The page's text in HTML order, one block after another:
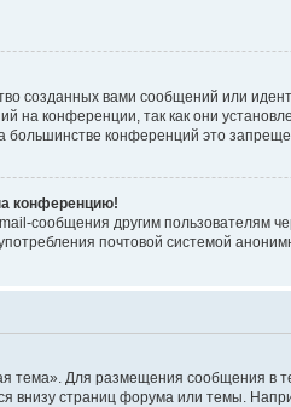
созданных вами сообщений или
на конференции, так как они
большинстве конференций это
конференцию!
сообщения другим
почтовой системой
Для размещения сообщения в
внизу страниц форума или темы.